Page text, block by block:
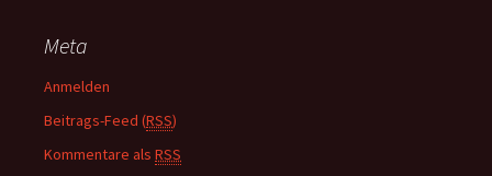
Meta
Anmelden
Beitrags-Feed (RSS)
Kommentare als RSS